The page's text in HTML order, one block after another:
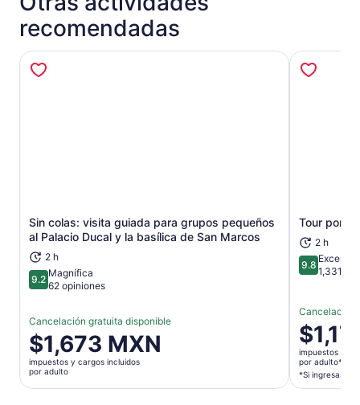
recomendadas
Sin colas: visita guiada para grupos pequeños
al Palacio Ducal y la basílica de San Marcos
2 h
9.29.2 de 10
Magnífica
62 opiniones
Cancelación gratuita disponible
El
precio
es
de
$1,673 MXN
impuestos y cargos incluidos
por adulto
Se abrirá en una nueva pestaña
Tour por la
2 h
9.89.8 de 10
1,331
Cancelación
El
precio
es
de
$1,175
impuestos y
por adulto*
*Si ingresas